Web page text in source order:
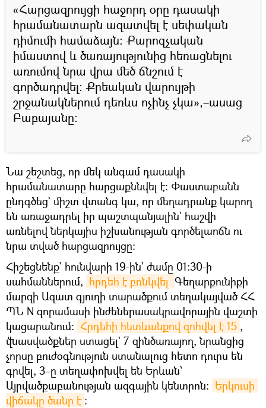
«Հարցազրույցի հաջորդ օրը դասակի
հրամանատարն ազատվել է սեփական
դիմումի համաձայն։ Քարոզչական
իմաստով և ծառայությունից հեռացնելու
առումով նրա վրա մեծ ճնշում է
գործադրվել։ Քրեական վարույթի
շրջանակներում դեռևս ոչինչ չկա»,–ասաց
Բաբայանը։
Նա շեշտեց, որ մեկ անգամ դասակի
հրամանատարը հարցաքննվել է։ Փաստաբանն
ընդգծեց` միշտ վտանգ կա, որ մեղադրանք կարող
են առաջադրել իր պաշտպանյալին` հաշվի
առնելով ներկայիս իշխանության գործելաոճն ու
նրա տված հարցազրույցը։
Հիշեցնենք` հունվարի 19-ին՝ ժամը 01:30-ի
սահմաններում, հրդեհ է բռնկվել Գեղարքունիքի
մարզի Ազատ գյուղի տարածքում տեղակայված ՀՀ
ՊՆ N զորամասի ինժեներասակրավորային վաշտի
կացարանում: Հրդեհի հետևանքով զոհվել է 15 ,
վնասվածքներ ստացել` 7 զինծառայող, նրանցից
չորսը բուժօգնություն ստանալուց հետո դուրս են
գրվել, 3–ը տեղափոխվել են Երևան՝
Այրվածքաբանության ազգային կենտրոն։ Երկուսի
վիճակը ծանր է ։